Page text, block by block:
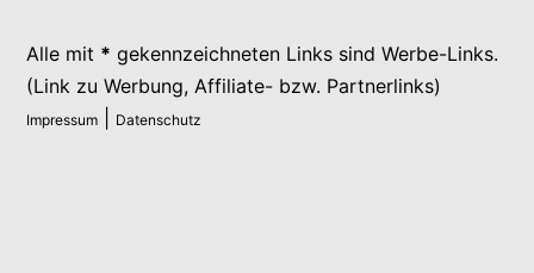
Alle mit * gekennzeichneten Links sind Werbe-Links.
(Link zu Werbung, Affiliate- bzw. Partnerlinks)
Impressum Datenschutz